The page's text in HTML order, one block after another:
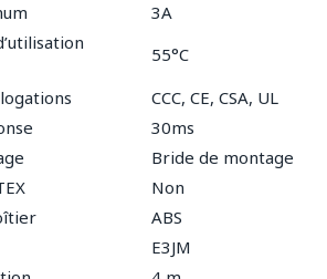
3A
55°C
CCC, CE, CSA, UL
30ms
Bride de montage
Non
ABS
E3JM